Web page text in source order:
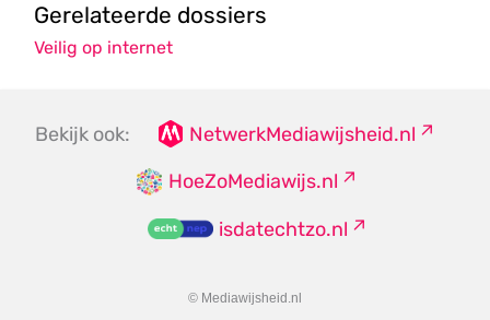
Gerelateerde dossiers
Veilig op internet
Bekijk ook:
NetwerkMediawijsheid.nl
HoeZoMediawijs.nl
isdatechtzo.nl
© Mediawijsheid.nl